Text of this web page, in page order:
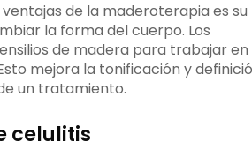
de la maderoterapia es su
la forma del cuerpo. Los
de madera para trabajar en
mejora la tonificación y
un tratamiento.
celulitis